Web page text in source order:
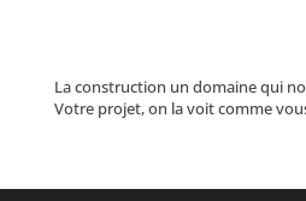
La construction un domaine qui
Votre projet, on la voit comme